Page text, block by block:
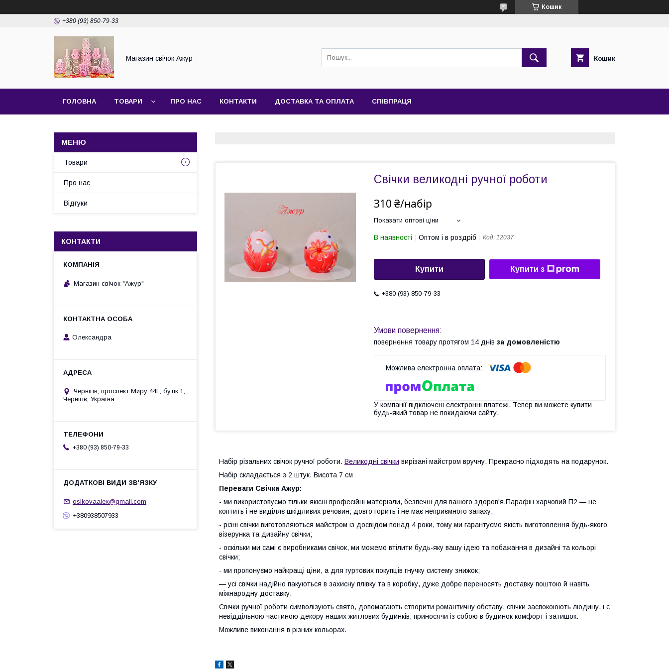
Кошик
+380 (93) 850-79-33
Магазин свічок Ажур Кошик
ГОЛОВНА ТОВАРИ ПРО НАС КОНТАКТИ ДОСТАВКА ТА ОПЛАТА СПІВПРАЦЯ
Свічки великодні ручної роботи
310 ₴/набір
Показати оптові ціни
В наявності Оптом і в роздріб Код: 12037
Купити Купити з
+380 (93) 850-79-33
повернення товару протягом 14 днів за домовленістю
У компанії підключені електронні платежі. Тепер ви можете купити
будь-який товар не покидаючи сайту.
Набір різальних свічок ручної роботи. Великодні свічки вирізані майстром вручну. Прекрасно підходять на подарунок.
Набір складається з 2 штук. Висота 7 см
Переваги Свічка Ажур:
- ми використовуємо тільки якісні професійні матеріали, безпечні для вашого здоров'я.Парафін харчовий П2 — не
коптить і не виділяє шкідливих речовин, довго горить і не має неприємного запаху;
- різні свічки виготовляються майстром із досвідом понад 4 роки, тому ми гарантуємо якість виготовлення будь-якого
візерунка та дизайну свічки;
- оскільки ми самі є виробниками свічок, ми можемо втілити будь-яку вашу ідею та побажання в дизайні та кольорі
свічки;
- ми пропонуємо найкращі ціни, а для гуртових покупців гнучку систему знижок;
— усі свічки надійно пакуються в захисну плівку та в коробку, дуже добре переносять доставку поштою й навіть
міжнародну доставку.
Свічки ручної роботи символізують свято, допомагають створити романтичну обставу, свічки заспокоюють людину, і є
невіддільною частиною декору наших житлових будинків, приносячи із собою в будинок комфорт і затишок.
Можливе виконання в різних кольорах.
Товари
Про нас
Відгуки
КОНТАКТИ
Магазин свічок "Ажур"
Олександра
Чернігів, проспект Миру 44Г, бутік 1,
Чернігів, Україна
+380 (93) 850-79-33
osikovaalex@gmail.com
+380938507933